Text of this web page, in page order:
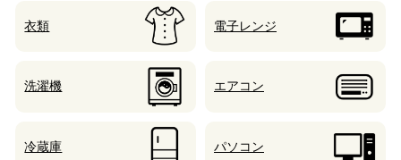
衣類 電子レンジ
洗濯機 エアコン
冷蔵庫 パソコン